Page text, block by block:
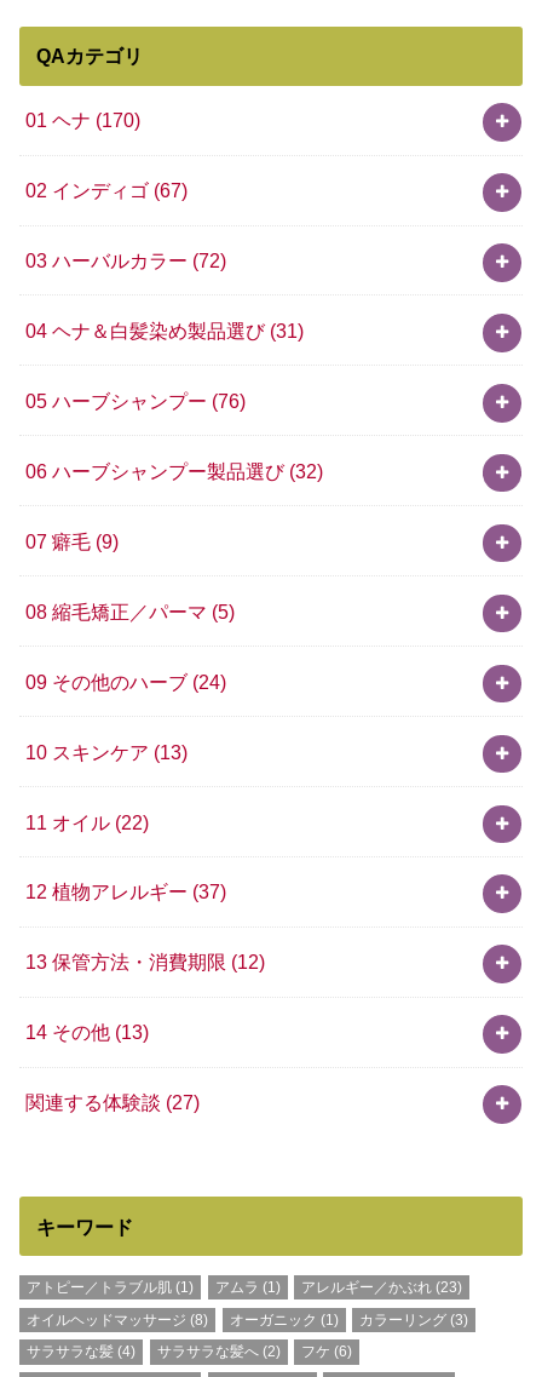
QAカテゴリ
01 ヘナ (170)
02 インディゴ (67)
03 ハーバルカラー (72)
04 ヘナ＆白髪染め製品選び (31)
05 ハーブシャンプー (76)
06 ハーブシャンプー製品選び (32)
07 癖毛 (9)
08 縮毛矯正／パーマ (5)
09 その他のハーブ (24)
10 スキンケア (13)
11 オイル (22)
12 植物アレルギー (37)
13 保管方法・消費期限 (12)
14 その他 (13)
関連する体験談 (27)
キーワード
アトピー／トラブル肌 (1) アムラ (1) アレルギー／かぶれ(23)
オイルヘッドマッサージ (8) オーガニック (1) カラーリング(3)
サラサラな髪 (4) サラサラな髪へ(2) フケ (6)